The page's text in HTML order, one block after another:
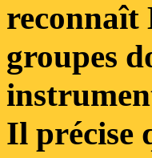
reconnaît
groupes
Il précise